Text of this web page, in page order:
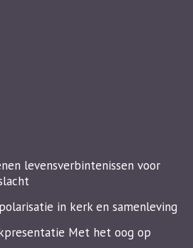
levensverbintenissen voor
in kerk en samenleving
Met het oog op